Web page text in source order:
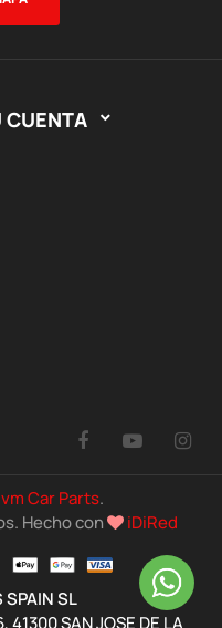
CUENTA 
Facebook
Car Parts.
Hecho con
iDiRed
SPAIN SL
41300 SAN JOSE DE LA